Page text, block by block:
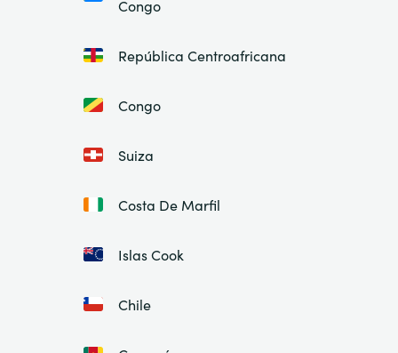
Congo
República Centroafricana
Congo
Suiza
Costa De Marfil
Islas Cook
Chile